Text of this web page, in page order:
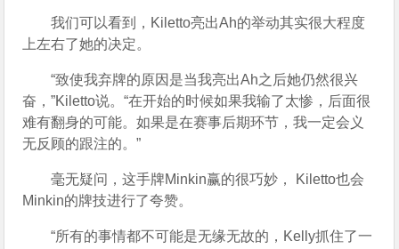
我们可以看到，Kiletto亮出Ah的举动其实很大程度
上左右了她的决定。
“致使我弃牌的原因是当我亮出Ah之后她仍然很兴
奋，”Kiletto说。“在开始的时候如果我输了太惨，后面很
难有翻身的可能。如果是在赛事后期环节，我一定会义
无反顾的跟注的。”
毫无疑问，这手牌Minkin赢的很巧妙， Kiletto也会
Minkin的牌技进行了夸赞。
“所有的事情都不可能是无缘无故的，Kelly抓住了一